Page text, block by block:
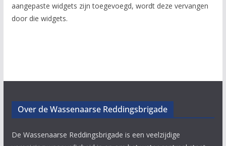
aangepaste widgets zijn toegevoegd, wordt deze vervangen
door die widgets.
Over de Wassenaarse Reddingsbrigade
De Wassenaarse Reddingsbrigade is een veelzijdige